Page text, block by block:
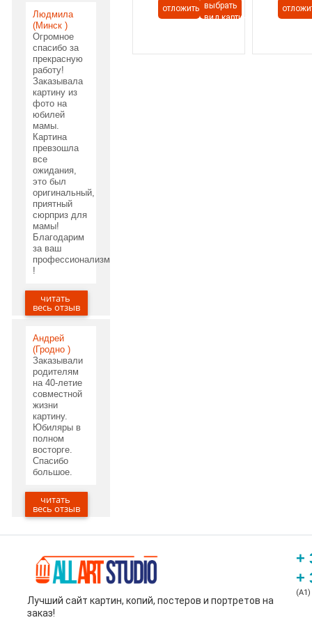
Людмила
(Минск )
Огромное
спасибо за
прекрасную
работу!
Заказывала
картину из
фото на
юбилей
мамы.
Картина
превзошла
все
ожидания,
это был
оригинальный,
приятный
сюрприз для
мамы!
Благодарим
за ваш
профессионализм
!
29.05.2020
читать
весь отзыв
Андрей
(Гродно )
Заказывали
родителям
на 40-летие
совместной
жизни
картину.
Юбиляры в
полном
восторге.
Спасибо
большое.
20.05.2020
читать
весь отзыв
отложить выбрать
вид картины
Лучший сайт картин, копий, постеров и портретов на
заказ!
+
+